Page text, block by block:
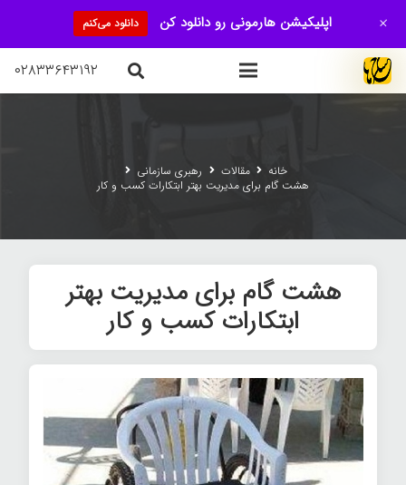
۰۲۸۳۳۶۴۳۱۹۲
خانه مقالات
رهبری سازمانی
هشت گام برای مدیریت بهتر ابتکارات کسب و کار
هشت گام برای مدیریت بهتر
ابتکارات کسب و کار
اپلیکیشن هارمونی رو دانلود کن دانلود می‌کنم +